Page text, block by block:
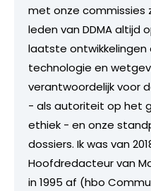
met onze commissies
leden van DDMA altijd
laatste
technologie en
verantwoordelijk voor
- als autoriteit op het
ethiek - en onze
dossiers. Ik was van
Hoofdredacteur van
in 1995 af (hbo